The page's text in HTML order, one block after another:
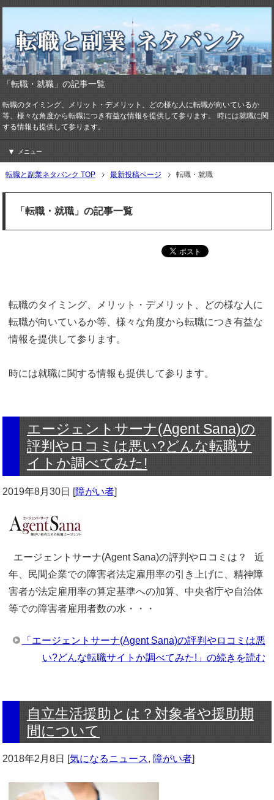
「転職・就職」の記事一覧
転職のタイミング、メリット・デメリット、どの様な人に転職が向いているか
等、様々な角度から転職につき有益な情報を提供して参ります。 時には就職に関
する情報も提供して参ります。
メニュー
転職と副業ネタバンク TOP 最新投稿ページ 転職・就職
「転職・就職」の記事一覧
転職のタイミング、メリット・デメリット、どの様な人に
転職が向いているか等、様々な角度から転職につき有益な
情報を提供して参ります。
時には就職に関する情報も提供して参ります。
エージェントサーナ(Agent Sana)の
評判やロコミは悪い?どんな転職サ
イトか調べてみた!
2019年8月30日 [障がい者]
エージェントサーナ(Agent Sana)の評判やロコミは？ 近
年、民間企業での障害者法定雇用率の引き上げに、精神障
害者が法定雇用率の算定基準への加算、中央省庁や自治体
等での障害者雇用者数の水・・・
「エージェントサーナ(Agent Sana)の評判やロコミは悪
い?どんな転職サイトか調べてみた!」の続きを読む
自立生活援助とは？対象者や援助期
間について
2018年2月8日 [気になるニュース, 障がい者]